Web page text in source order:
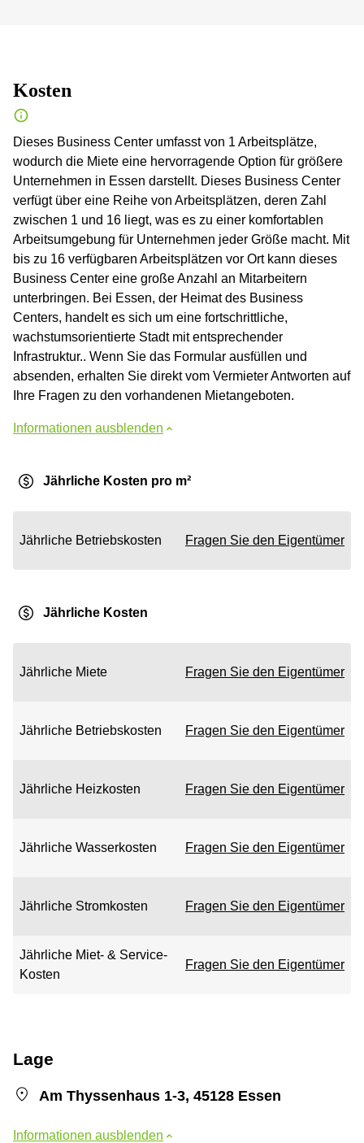
Kosten
Dieses Business Center umfasst von 1 Arbeitsplätze,
wodurch die Miete eine hervorragende Option für größere
Unternehmen in Essen darstellt. Dieses Business Center
verfügt über eine Reihe von Arbeitsplätzen, deren Zahl
zwischen 1 und 16 liegt, was es zu einer komfortablen
Arbeitsumgebung für Unternehmen jeder Größe macht. Mit
bis zu 16 verfügbaren Arbeitsplätzen vor Ort kann dieses
Business Center eine große Anzahl an Mitarbeitern
unterbringen. Bei Essen, der Heimat des Business
Centers, handelt es sich um eine fortschrittliche,
wachstumsorientierte Stadt mit entsprechender
Infrastruktur.. Wenn Sie das Formular ausfüllen und
absenden, erhalten Sie direkt vom Vermieter Antworten auf
Ihre Fragen zu den vorhandenen Mietangeboten.
Informationen ausblenden
Jährliche Kosten pro m²
Jährliche Betriebskosten Fragen Sie den Eigentümer
Jährliche Kosten
Jährliche Miete Fragen Sie den Eigentümer
Jährliche Betriebskosten Fragen Sie den Eigentümer
Jährliche Heizkosten Fragen Sie den Eigentümer
Jährliche Wasserkosten Fragen Sie den Eigentümer
Jährliche Stromkosten Fragen Sie den Eigentümer
Jährliche Miet- & Service-
Kosten
Fragen Sie den Eigentümer
Lage
Am Thyssenhaus 1-3, 45128 Essen
Informationen ausblenden